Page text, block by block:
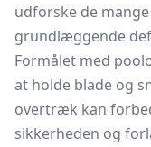
udforske de
grundlæggende
Formålet med
at holde blade og
overtræk kan
sikkerheden og